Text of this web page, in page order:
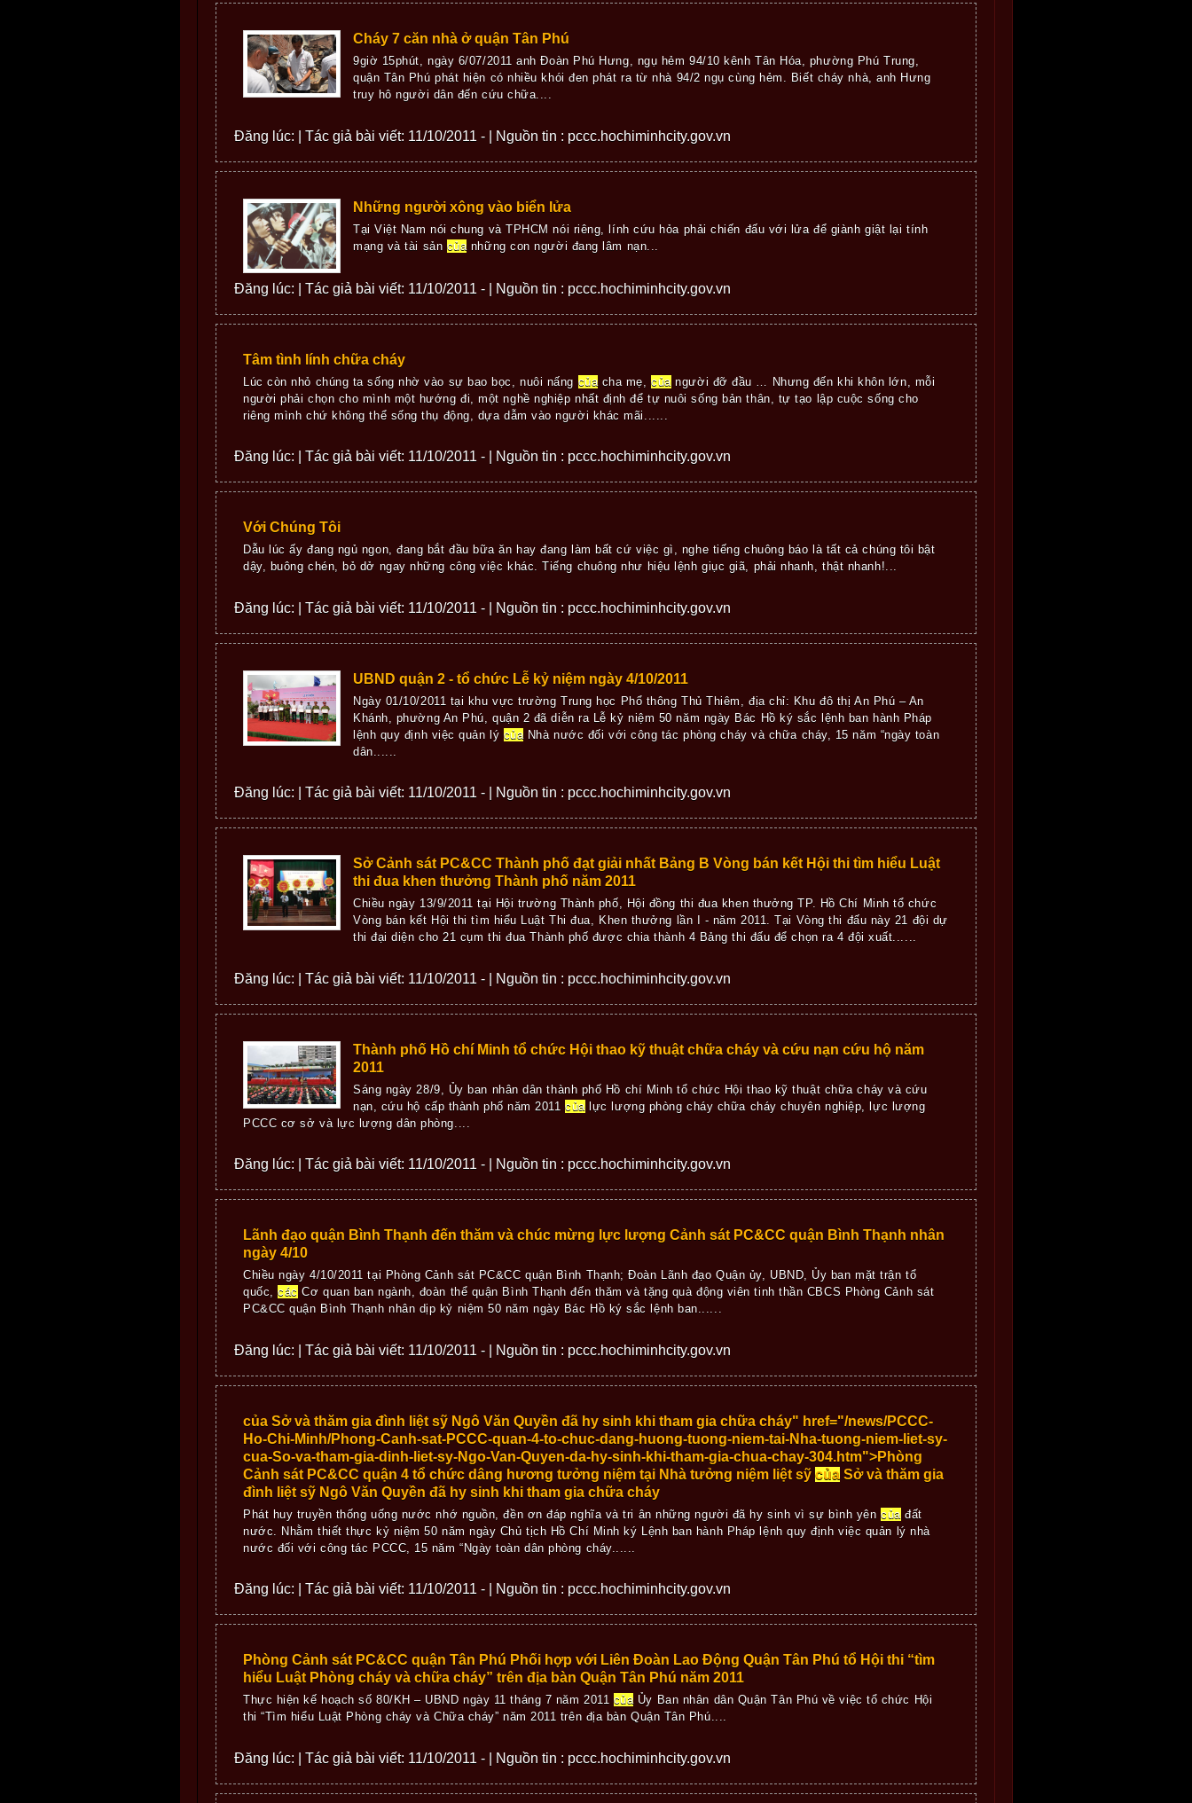
Cháy 7 căn nhà ở quận Tân Phú
9giờ 15phút, ngày 6/07/2011 anh Đoàn Phú Hưng, ngụ hẻm 94/10 kênh Tân Hóa, phường Phú Trung,
quận Tân Phú phát hiện có nhiều khói đen phát ra từ nhà 94/2 ngụ cùng hẻm. Biết cháy nhà, anh Hưng
truy hô người dân đến cứu chữa....
Đăng lúc: | Tác giả bài viết: 11/10/2011 - | Nguồn tin : pccc.hochiminhcity.gov.vn
Những người xông vào biển lửa
Tại Việt Nam nói chung và TPHCM nói riêng, lính cứu hỏa phải chiến đấu với lửa để giành giật lại tính
mạng và tài sản của những con người đang lâm nạn...
Đăng lúc: | Tác giả bài viết: 11/10/2011 - | Nguồn tin : pccc.hochiminhcity.gov.vn
Tâm tình lính chữa cháy
Lúc còn nhỏ chúng ta sống nhờ vào sự bao bọc, nuôi nấng của cha mẹ,của người đỡ đầu … Nhưng đến khi khôn lớn, mỗi
người phải chọn cho mình một hướng đi, một nghề nghiệp nhất định để tự nuôi sống bản thân, tự tạo lập cuộc sống cho
riêng mình chứ không thể sống thụ động, dựa dẫm vào người khác mãi......
Đăng lúc: | Tác giả bài viết: 11/10/2011 - | Nguồn tin : pccc.hochiminhcity.gov.vn
Với Chúng Tôi
Dẫu lúc ấy đang ngủ ngon, đang bắt đầu bữa ăn hay đang làm bất cứ việc gì, nghe tiếng chuông báo là tất cả chúng tôi bật
dậy, buông chén, bỏ dở ngay những công việc khác. Tiếng chuông như hiệu lệnh giục giã, phải nhanh, thật nhanh!...
Đăng lúc: | Tác giả bài viết: 11/10/2011 - | Nguồn tin : pccc.hochiminhcity.gov.vn
UBND quận 2 - tổ chức Lễ kỷ niệm ngày 4/10/2011
Ngày 01/10/2011 tại khu vực trường Trung học Phổ thông Thủ Thiêm, địa chỉ: Khu đô thị An Phú – An
Khánh, phường An Phú, quận 2 đã diễn ra Lễ kỷ niệm 50 năm ngày Bác Hồ ký sắc lệnh ban hành Pháp
lệnh quy định việc quản lý của Nhà nước đối với công tác phòng cháy và chữa cháy, 15 năm “ngày toàn
dân......
Đăng lúc: | Tác giả bài viết: 11/10/2011 - | Nguồn tin : pccc.hochiminhcity.gov.vn
Sở Cảnh sát PC&CC Thành phố đạt giải nhất Bảng B Vòng bán kết Hội thi tìm hiểu Luật
thi đua khen thưởng Thành phố năm 2011
Chiều ngày 13/9/2011 tại Hội trường Thành phố, Hội đồng thi đua khen thưởng TP. Hồ Chí Minh tổ chức
Vòng bán kết Hội thi tìm hiểu Luật Thi đua, Khen thưởng lần I - năm 2011. Tại Vòng thi đấu này 21 đội dự
thi đại diện cho 21 cụm thi đua Thành phố được chia thành 4 Bảng thi đấu để chọn ra 4 đội xuất......
Đăng lúc: | Tác giả bài viết: 11/10/2011 - | Nguồn tin : pccc.hochiminhcity.gov.vn
Thành phố Hồ chí Minh tổ chức Hội thao kỹ thuật chữa cháy và cứu nạn cứu hộ năm
2011
Sáng ngày 28/9, Ủy ban nhân dân thành phố Hồ chí Minh tổ chức Hội thao kỹ thuật chữa cháy và cứu
nạn, cứu hộ cấp thành phố năm 2011của lực lượng phòng cháy chữa cháy chuyên nghiệp, lực lượng
PCCC cơ sở và lực lượng dân phòng....
Đăng lúc: | Tác giả bài viết: 11/10/2011 - | Nguồn tin : pccc.hochiminhcity.gov.vn
Lãnh đạo quận Bình Thạnh đến thăm và chúc mừng lực lượng Cảnh sát PC&CC quận Bình Thạnh nhân
ngày 4/10
Chiều ngày 4/10/2011 tại Phòng Cảnh sát PC&CC quận Bình Thạnh; Đoàn Lãnh đạo Quận ủy, UBND, Ủy ban mặt trận tổ
quốc,các Cơ quan ban ngành, đoàn thể quận Bình Thạnh đến thăm và tặng quà động viên tinh thần CBCS Phòng Cảnh sát
PC&CC quận Bình Thạnh nhân dịp kỷ niệm 50 năm ngày Bác Hồ ký sắc lệnh ban......
Đăng lúc: | Tác giả bài viết: 11/10/2011 - | Nguồn tin : pccc.hochiminhcity.gov.vn
của Sở và thăm gia đình liệt sỹ Ngô Văn Quyền đã hy sinh khi tham gia chữa cháy" href="/news/PCCC-
Ho-Chi-Minh/Phong-Canh-sat-PCCC-quan-4-to-chuc-dang-huong-tuong-niem-tai-Nha-tuong-niem-liet-sy-
cua-So-va-tham-gia-dinh-liet-sy-Ngo-Van-Quyen-da-hy-sinh-khi-tham-gia-chua-chay-304.htm">Phòng
Cảnh sát PC&CC quận 4 tổ chức dâng hương tưởng niệm tại Nhà tưởng niệm liệt sỹ của Sở và thăm gia
đình liệt sỹ Ngô Văn Quyền đã hy sinh khi tham gia chữa cháy
Phát huy truyền thống uống nước nhớ nguồn, đền ơn đáp nghĩa và tri ân những người đã hy sinh vì sự bình yên của đất
nước. Nhằm thiết thực kỷ niệm 50 năm ngày Chủ tịch Hồ Chí Minh ký Lệnh ban hành Pháp lệnh quy định việc quản lý nhà
nước đối với công tác PCCC, 15 năm “Ngày toàn dân phòng cháy......
Đăng lúc: | Tác giả bài viết: 11/10/2011 - | Nguồn tin : pccc.hochiminhcity.gov.vn
Phòng Cảnh sát PC&CC quận Tân Phú Phối hợp với Liên Đoàn Lao Động Quận Tân Phú tổ Hội thi “tìm
hiểu Luật Phòng cháy và chữa cháy” trên địa bàn Quận Tân Phú năm 2011
Thực hiện kế hoạch số 80/KH – UBND ngày 11 tháng 7 năm 2011 củaỦy Ban nhân dân Quận Tân Phú về việc tổ chức Hội
thi “Tìm hiểu Luật Phòng cháy và Chữa cháy” năm 2011 trên địa bàn Quận Tân Phú....
Đăng lúc: | Tác giả bài viết: 11/10/2011 - | Nguồn tin : pccc.hochiminhcity.gov.vn